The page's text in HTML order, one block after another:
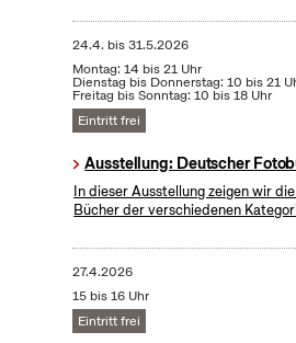
24.4. bis31.5.2026
Montag: 14 bis 21 Uhr
Dienstag bis Donnerstag: 10 bis 21
Freitag bis Sonntag: 10 bis 18 Uhr
Eintritt frei
Ausstellung: Deutscher
In dieser Ausstellung zeigen wir
Bücher der verschiedenen
27.4.2026
15 bis 16 Uhr
Eintritt frei